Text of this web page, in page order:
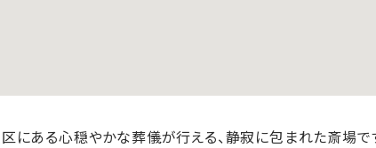
にある心穏やかな葬儀が行える、静寂に包まれた斎場で